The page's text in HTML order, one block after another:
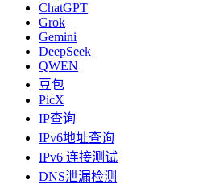
ChatGPT
Grok
Gemini
DeepSeek
QWEN
豆包
PicX
IP查询
IPv6地址查询
IPv6 连接测试
DNS泄漏检测